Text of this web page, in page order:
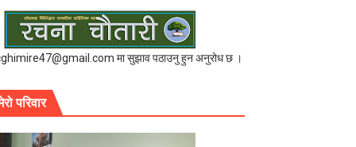
मा सुझाव पठाउनु हुन अनुरोध छ ।
परिवार